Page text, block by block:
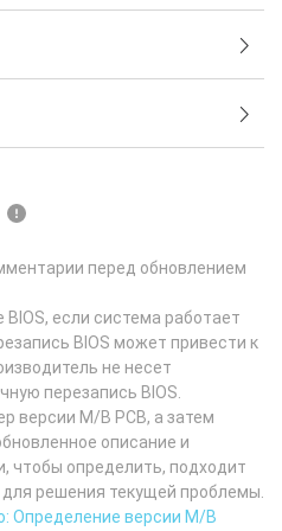
перед обновлением
если система работает
BIOS может привести к
не несет
перезапись BIOS.
версии M/B PCB, а затем
описание и
чтобы определить, подходит
для решения текущей проблемы.
Определение версии M/B